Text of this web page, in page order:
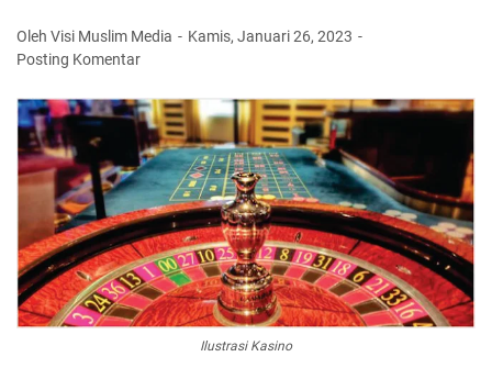
Oleh Visi Muslim Media
Kamis, Januari 26, 2023
Posting Komentar
Ilustrasi Kasino